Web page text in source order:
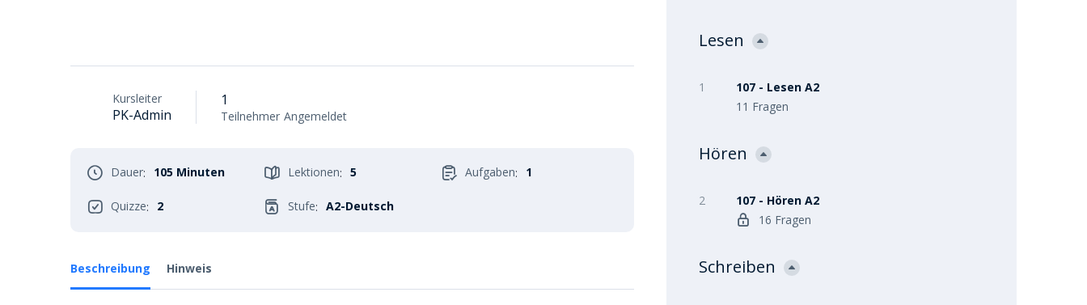
Kursleiter
PK-Admin
1
Teilnehmer Angemeldet
Dauer: 105 Minuten Lektionen: 5 Aufgaben: 1
Quizze: 2 Stufe: A2-Deutsch
Beschreibung Hinweis
Lesen
1
107 - Lesen A2
11 Fragen
Hören
2
107 - Hören A2
16 Fragen
Schreiben